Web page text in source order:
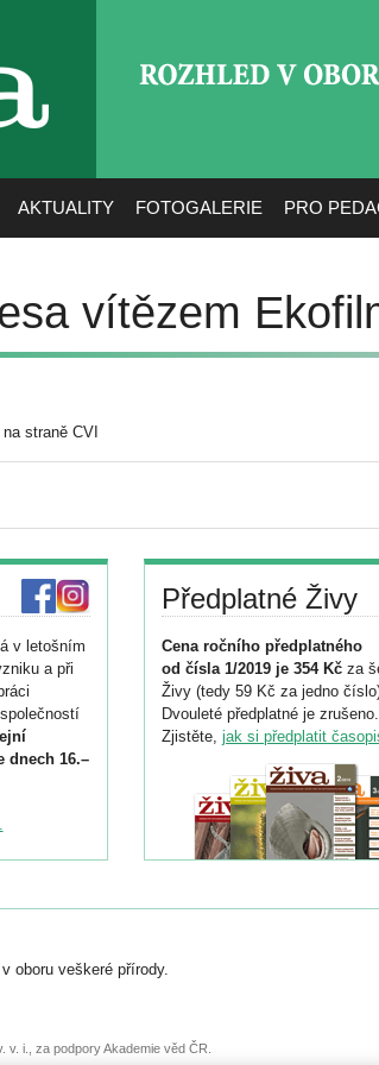
AKTUALITY FOTOGALERIE PRO
vítězem
na straně CVI
v letošním
a při
dnech 16.–
nebo
Předplatné Živy
Cena ročního předplatného
od čísla 1/2019 je 354 Kč za
Živy (tedy 59 Kč za jedno
Dvouleté předplatné je zrušeno.
Zjistěte, jak si předplatit
oboru veškeré přírody.
i., za podpory Akademie věd ČR.